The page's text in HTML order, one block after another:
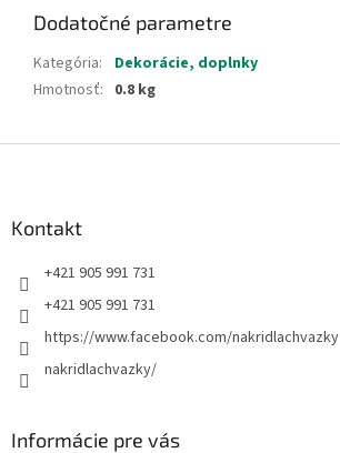
Dodatočné parametre
Kategória:
Dekorácie, doplnky
Hmotnosť: 0.8 kg
Kontakt
+421 905 991 731
+421 905 991 731
https://www.facebook.com/nakridlachvazky
nakridlachvazky/
Informácie pre vás